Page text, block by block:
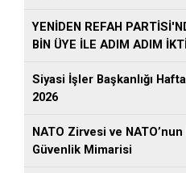
YENİDEN REFAH
BİN ÜYE İLE ADIM ADIM
Siyasi İşler Başkanlığı
2026
NATO Zirvesi ve
Güvenlik Mimarisi